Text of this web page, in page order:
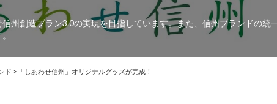
州創造プラン3.0の実現を目指しています。また、信州ブランドの統
ド > 「しあわせ信州」オリジナルグッズが完成！